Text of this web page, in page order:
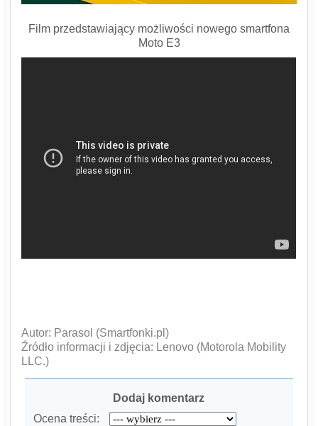
Film przedstawiający możliwości nowego smartfona
Moto E3
Autor: Parasol (Smartfonki.pl)
Źródło informacji i zdjęcia: Lenovo (Motorola Mobility
LLC.)
Dodaj komentarz
Ocena treści: